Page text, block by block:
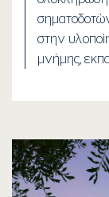
στην
μνήμης,